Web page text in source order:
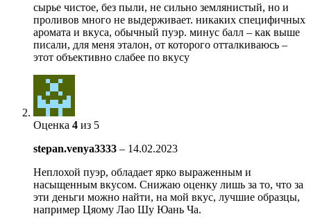
сырье чистое, без пыли, не сильно землянистый, но и
проливов много не выдерживает. никаких специфичных
аромата и вкуса, обычный пуэр. минус балл – как выше
писали, для меня эталон, от которого отталкиваюсь –
этот объективно слабее по вкусу
Оценка 4 из 5
stepan.venya3333 – 14.02.2023
Неплохой пуэр, обладает ярко выраженным и
насыщенным вкусом. Снижаю оценку лишь за то, что за
эти деньги можно найти, на мой вкус, лучшие образцы,
например Цяому Лао Шу Юань Ча.